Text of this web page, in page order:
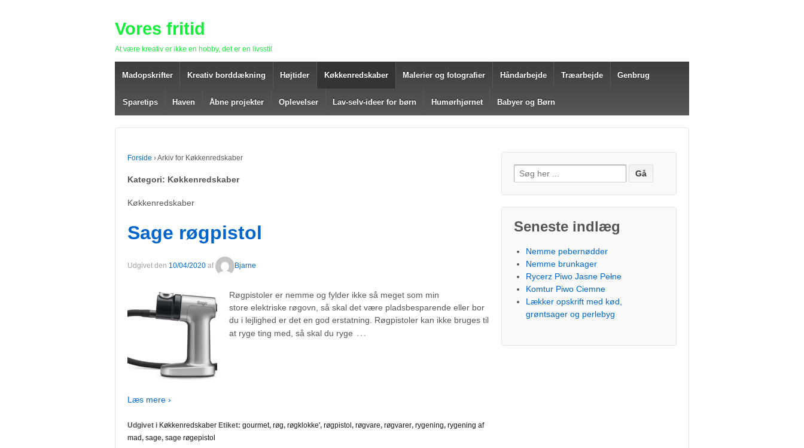
Vores fritid
At være kreativ er ikke en hobby, det er en livsstil
Madopskrifter Kreativ borddækning Højtider Køkkenredskaber Malerier og fotografier Håndarbejde Træarbejde Genbrug
Sparetips Haven Åbne projekter Oplevelser Lav-selv-ideer for børn Humørhjørnet Babyer og Børn
Forside ›Arkiv for Køkkenredskaber
Kategori: Køkkenredskaber
Køkkenredskaber
Sage røgpistol
Udgivet den 10/04/2020 af Bjarne
Røgpistoler er nemme og fylder ikke så meget som min
store elektriske røgovn, så skal det være pladsbesparende eller bor
du i lejlighed er det en god erstatning. Røgpistoler kan ikke bruges til
at ryge ting med, så skal du ryge …
Læs mere ›
Udgivet i Køkkenredskaber Etiket: gourmet, røg, røgklokke', røgpistol , røgvare, røgvarer, rygening, rygening af
mad, sage, sage røgepistol
Søg efter:
Seneste indlæg
Nemme pebernødder
Nemme brunkager
Rycerz Piwo Jasne Pełne
Komtur Piwo Ciemne
Lækker opskrift med kød,
grøntsager og perlebyg